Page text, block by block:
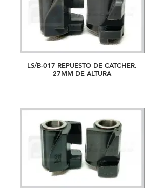
LS/B-017 REPUESTO DE CATCHER,
27MM DE ALTURA